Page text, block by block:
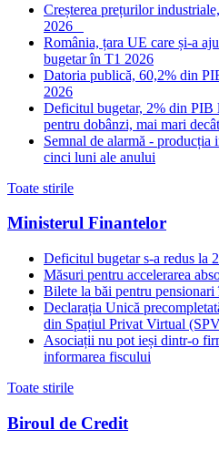
Creșterea prețurilor
2026
România, țara UE care și-a
bugetar în T1 2026
Datoria publică, 60,2% din
2026
Deficitul bugetar, 2% din PIB
pentru dobânzi, mai mari
Semnal de alarmă -
cinci luni ale anului
Toate stirile
Ministerul Finantelor
Deficitul bugetar s-a redus la
Măsuri pentru accelerarea
Bilete la băi pentru pensionari
Declarația Unică
din Spațiul Privat Virtual
Asociații nu pot ieși dintr-o
informarea fiscului
Toate stirile
Biroul de Credit